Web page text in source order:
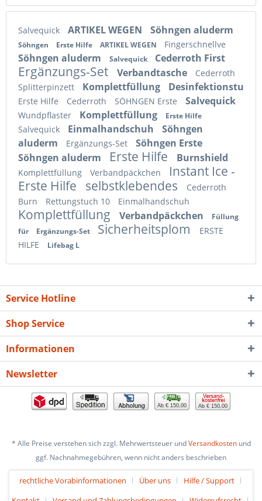
Salvequick ARTIKEL WEGEN Söhngen aluderm
Söhngen Erste Hilfe ARTIKEL WEGEN Fingerschnellve
Söhngen aluderm Salvequick Cederroth First
Ergänzungs-Set Verbandtasche
Cederroth
Splitterpinzett
Komplettfüllung Desinfektionstu
Erste Hilfe Cederroth SÖHNGEN Erste Salvequick
Wundpflaster Komplettfüllung Erste Hilfe
Salvequick Einmalhandschuh
Söhngen
aluderm
Ergänzungs-Set
Söhngen Erste
Söhngen aluderm
Erste Hilfe Burnshield
Komplettfüllung Verbandpäckchen
Instant Ice -
Erste Hilfe
selbstklebendes
Cederroth
Burn
Rettungstuch 10 Einmalhandschuh
Komplettfüllung Verbandpäckchen
Füllung
für
Ergänzungs-Set Sicherheitsplom
ERSTE
HILFE
Lifebag L
Service Hotline
Shop Service
Informationen
Newsletter
Ab € 150,00 Ab € 150,00
* Alle Preise verstehen sich zzgl. Mehrwertsteuer undVersandkostenund
ggf. Nachnahmegebühren, wenn nicht anders beschrieben
rechtliche Vorabinformationen Über uns
Hilfe / Support